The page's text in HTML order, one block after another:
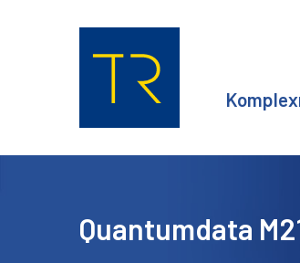
Quantumdata